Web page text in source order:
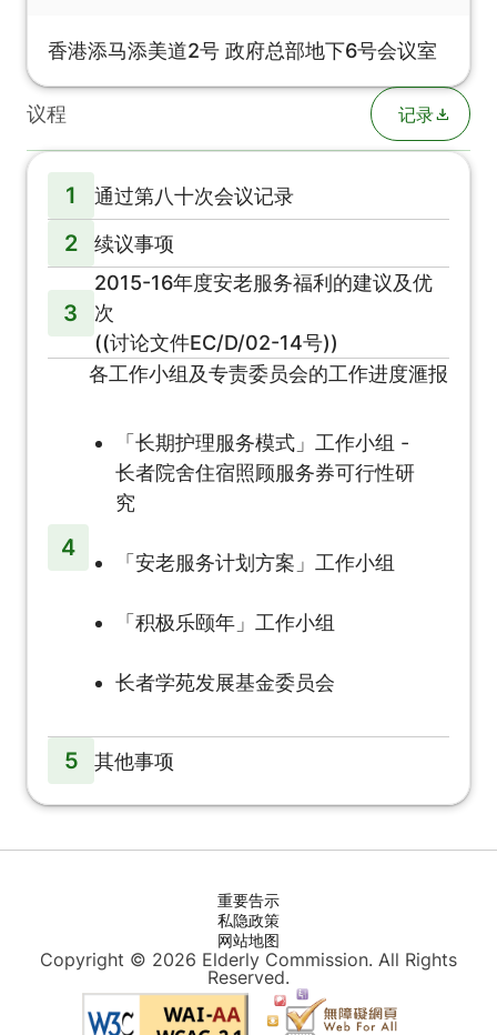
香港添马添美道2号 政府总部地下6号会议室
议程 记录
1 通过第八十次会议记录
2 续议事项
3
2015-16年度安老服务福利的建议及优
次
((讨论文件EC/D/02-14号))
4
各工作小组及专责委员会的工作进度滙报
「长期护理服务模式」工作小组 -
长者院舍住宿照顾服务券可行性研
究
「安老服务计划方案」工作小组
「积极乐颐年」工作小组
长者学苑发展基金委员会
5 其他事项
重要告示
私隐政策
网站地图
Copyright © 2026 Elderly Commission. All Rights
Reserved.